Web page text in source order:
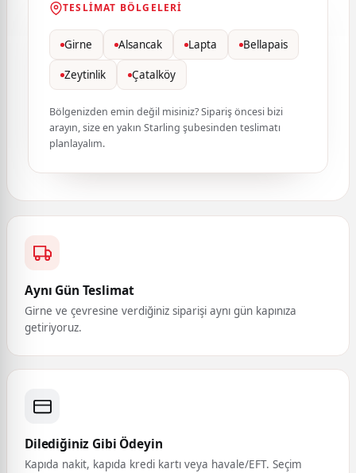
TESLIMAT BÖLGELERI
Girne Alsancak Lapta Bellapais
Zeytinlik Çatalköy
Bölgenizden emin değil misiniz? Sipariş öncesi bizi
arayın, size en yakın Starling şubesinden teslimatı
planlayalım.
Aynı Gün Teslimat
Girne ve çevresine verdiğiniz siparişi aynı gün kapınıza
getiriyoruz.
Dilediğiniz Gibi Ödeyin
Kapıda nakit, kapıda kredi kartı veya havale/EFT. Seçim